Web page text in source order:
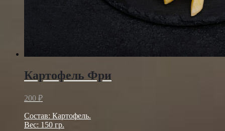
Картофель Фри
200 ₽
Состав: Картофель.
Вес: 150 гр.